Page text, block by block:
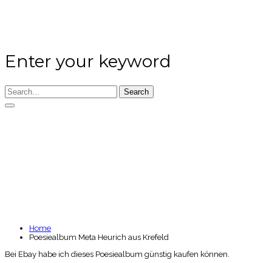
Enter your keyword
Search
Home
Poesiealbum Meta Heurich aus Krefeld
Bei Ebay habe ich dieses Poesiealbum günstig kaufen können.